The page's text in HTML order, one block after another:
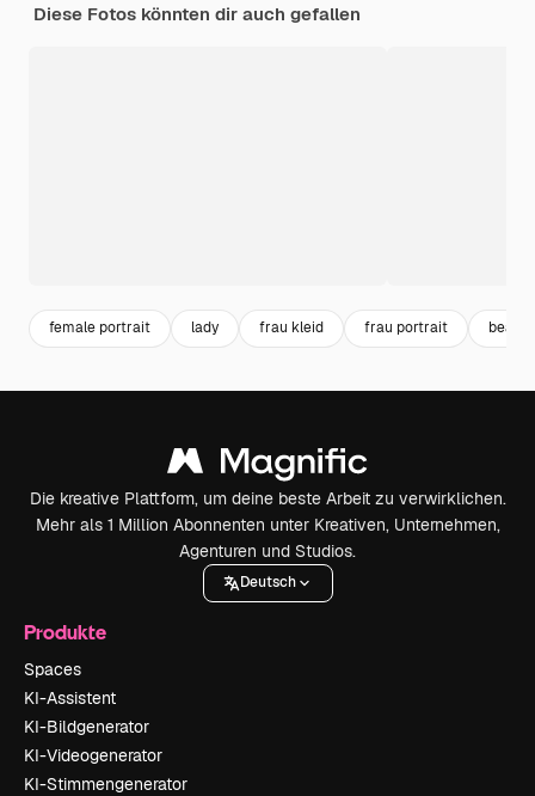
Diese Fotos könnten dir auch gefallen
female portrait lady frau kleid frau portrait
Die kreative Plattform, um deine beste Arbeit zu verwirklichen.
Mehr als 1 Million Abonnenten unter Kreativen, Unternehmen,
Agenturen und Studios.
Deutsch
Produkte
Spaces
KI-Assistent
KI-Bildgenerator
KI-Videogenerator
KI-Stimmengenerator